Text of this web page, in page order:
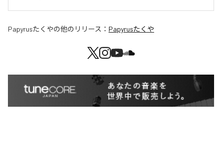
Papyrusたくやの他のリリース： Papyrusたくや